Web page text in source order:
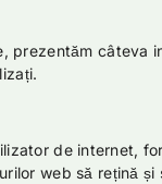
prezentăm câteva
de internet,
web să rețină și